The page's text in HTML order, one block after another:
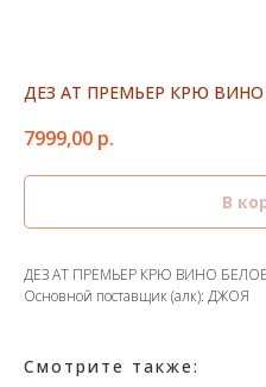
ДЕЗ АТ ПРЕМЬЕР КРЮ ВИНО
7999,00 р.
В
ДЕЗ АТ ПРЕМЬЕР КРЮ ВИНО
Основной поставщик (алк): ДЖОЯ
Смотрите также: